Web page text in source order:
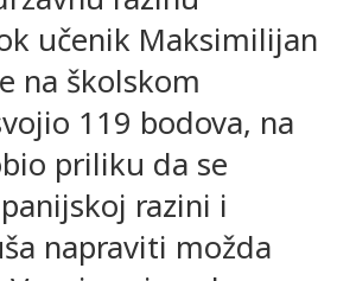
učenik Maksimilijan
na školskom
119 bodova, na
priliku da se
razini i
napraviti možda